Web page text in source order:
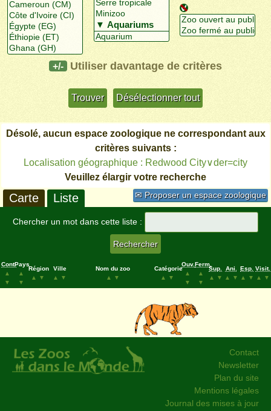
+/- Utiliser davantage de critères
Désolé, aucun espace zoologique ne correspondant aux
critères suivants :
Localisation géographique : Redwood City∨der=city
Veuillez élargir votre recherche
✉ Proposer un espace zoologique
Carte Liste
Chercher un mot dans cette liste :
Cont.
▲
▼
Pays
▲
▼
Région
▲
▼
Ville
▲
▼
Nom du zoo
▲
▼
Catégorie
▲
▼
Ouv.
▲
▼
Ferm.
▲
▼
Sup.
▲
▼
Ani.
▲
▼
Esp.
▲
▼
Visit.
▲
▼
Contact
Newsletter
Plan du site
Mentions légales
Journal des mises à jour